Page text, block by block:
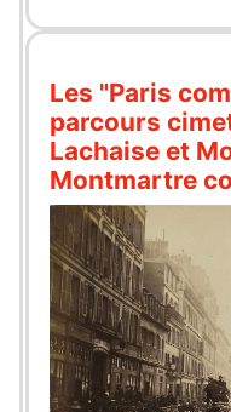
Les "Paris
parcours
Lachaise et
Montmartre